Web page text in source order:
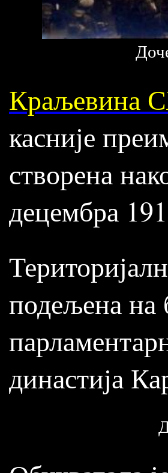
Краљевина
касније
створена
децембра
подељена на
династија